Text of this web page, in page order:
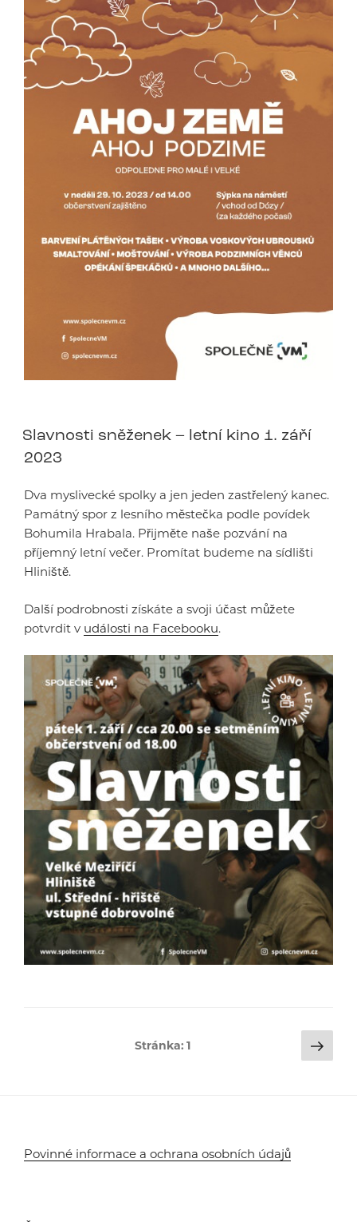
Slavnosti sněženek – letní kino 1. září
2023
Dva myslivecké spolky a jen jeden zastřelený kanec.
Památný spor z lesního městečka podle povídek
Bohumila Hrabala. Přijměte naše pozvání na
příjemný letní večer. Promítat budeme na sídlišti
Hliniště.
Další podrobnosti získáte a svoji účast můžete
potvrdit v události na Facebooku.
Stránka:1
Povinné informace a ochrana osobních údajů